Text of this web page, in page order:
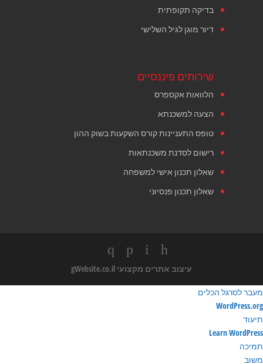
בדיקה תקופתית
דיור מוגן לגיל השלישי
שירותים פיננסיים
הלוואות אקספרס
הצעה למשכנתא
טופס התעניינות קורס השקעות בשוק ההון
רישום לסדנת משכנתאות
שאלון תכנון אישי למשפחה
שאלון תכנון פנסיוני
עיצוב אתרים מקצועי
מעבר לסרגל הכלים
אודות
וורדפרס
WordPress.org
תיעוד
Learn WordPress
תמיכה
משוב